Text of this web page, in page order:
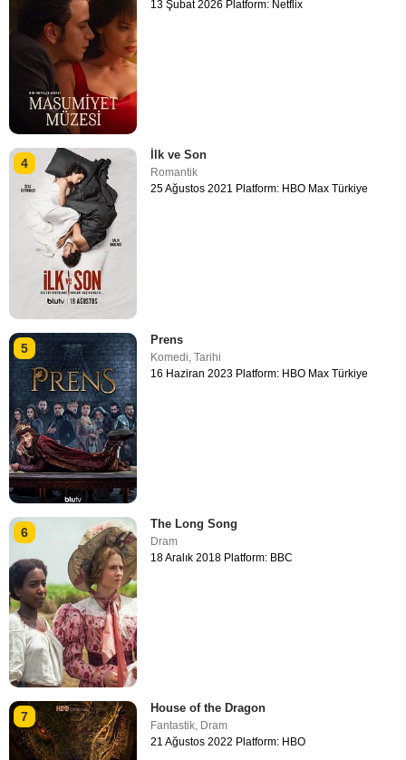
13 Şubat 2026 Platform: Netflix
4
İlk ve Son
Romantik
25 Ağustos 2021 Platform: HBO Max Türkiye
5
Prens
Komedi ,Tarihi
16 Haziran 2023 Platform: HBO Max Türkiye
6
The Long Song
Dram
18 Aralık 2018 Platform: BBC
7
House of the Dragon
Fantastik, Dram
21 Ağustos 2022 Platform: HBO